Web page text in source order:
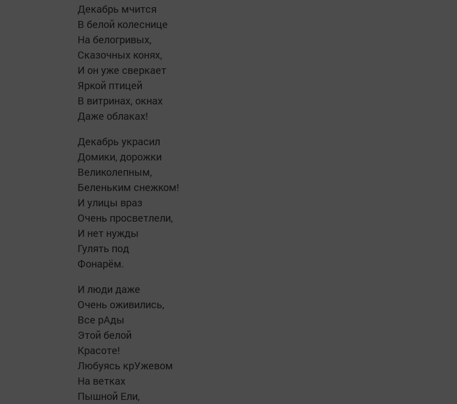
Декабрь мчится
В белой колеснице
На белогривых,
Сказочных конях,
И он уже сверкает
Яркой птицей
В витринах, окнах
Даже облаках!
Декабрь украсил
Домики, дорожки
Великолепным,
Беленьким снежком!
И улицы враз
Очень просветлели,
И нет нужды
Гулять под
Фонарём.
И люди даже
Очень оживились,
Все рАды
Этой белой
Красоте!
Любуясь крУжевом
На ветках
Пышной Ели,